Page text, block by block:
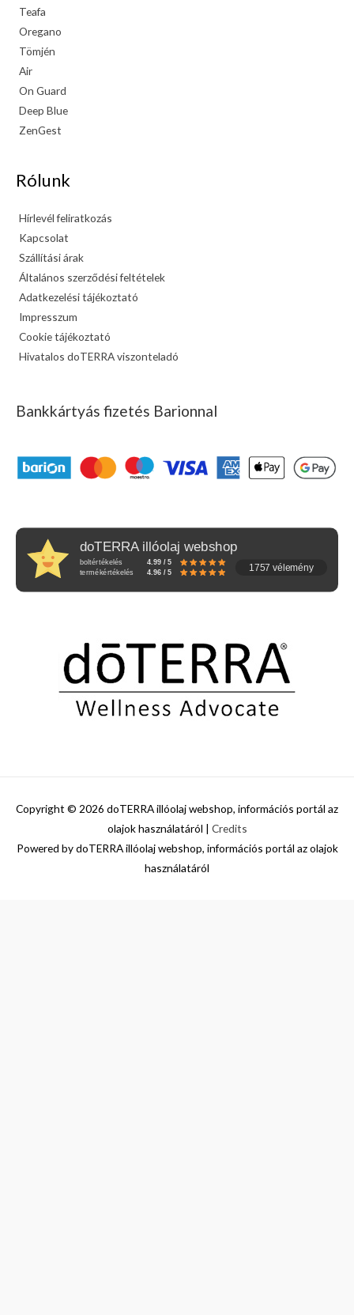
Teafa
Oregano
Tömjén
Air
On Guard
Deep Blue
ZenGest
Rólunk
Hírlevél feliratkozás
Kapcsolat
Szállítási árak
Általános szerződési feltételek
Adatkezelési tájékoztató
Impresszum
Cookie tájékoztató
Hivatalos doTERRA viszonteladó
Bankkártyás fizetés Barionnal
doTERRA illóolaj webshop
boltértékelés
4.99 / 5
termékértékelés
4.96 / 5 1757 vélemény
Copyright © 2026 doTERRA illóolaj webshop, információs portál az
olajok használatáról | Credits
Powered bydoTERRA illóolaj webshop, információs portál az olajok
használatáról